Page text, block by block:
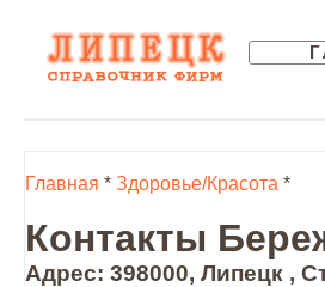
Главная * Здоровье/Красота *
Контакты
Адрес: 398000, Липецк ,